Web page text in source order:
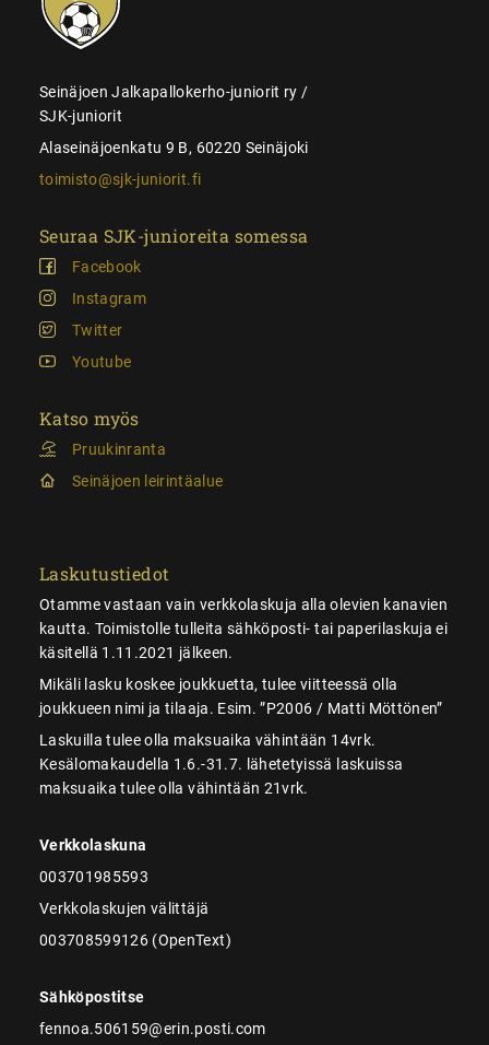
Seinäjoen Jalkapallokerho-juniorit ry /
SJK-juniorit
Alaseinäjoenkatu 9 B, 60220 Seinäjoki
toimisto@sjk-juniorit.fi
Seuraa SJK-junioreita somessa
Facebook
Instagram
Twitter
Youtube
Katso myös
Pruukinranta
Seinäjoen leirintäalue
Laskutustiedot
Otamme vastaan vain verkkolaskuja alla olevien kanavien
kautta. Toimistolle tulleita sähköposti- tai paperilaskuja ei
käsitellä 1.11.2021 jälkeen.
Mikäli lasku koskee joukkuetta, tulee viitteessä olla
joukkueen nimi ja tilaaja. Esim. ”P2006 / Matti Möttönen”
Laskuilla tulee olla maksuaika vähintään 14vrk.
Kesälomakaudella 1.6.-31.7. lähetetyissä laskuissa
maksuaika tulee olla vähintään 21vrk.
Verkkolaskuna
003701985593
Verkkolaskujen välittäjä
003708599126 (OpenText)
Sähköpostitse
fennoa.506159@erin.posti.com